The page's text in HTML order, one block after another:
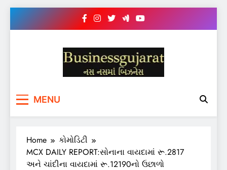
BUSINESS GUJARAT
MENU
Home
કોમોડિટી
MCX DAILY REPORT:સોનાના વાયદામાં રૂ.2817
અને ચાંદીના વાયદામાં રૂ.12190નો ઉછાળો